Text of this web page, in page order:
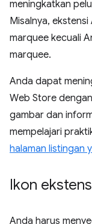
meningkatkan
Misalnya,
marquee kecuali
marquee.
Anda dapat
Web Store
gambar dan
mempelajari
halaman listingan
Ikon
Anda harus